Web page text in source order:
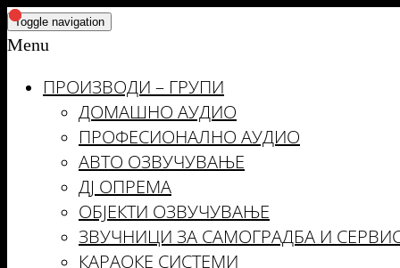
Skip
to
content
Toggle navigation
Menu
ПРОИЗВОДИ – ГРУПИ
ДОМАШНО АУДИО
ПРОФЕСИОНАЛНО АУДИО
АВТО ОЗВУЧУВАЊЕ
ДЈ ОПРЕМА
ОБЈЕКТИ ОЗВУЧУВАЊЕ
ЗВУЧНИЦИ ЗА САМОГРАДБА И
КАРАОКЕ СИСТЕМИ